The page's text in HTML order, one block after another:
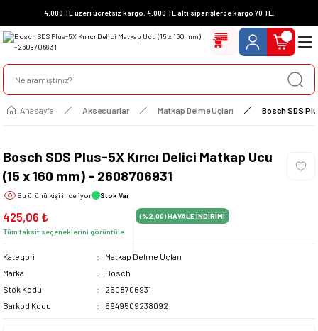
4.000 TL üzeri ücretsiz kargo, 4.000 TL altı siparişlerde kargo 70 TL.
Anasayfa Aksesuarlar Matkap Delme Uçları Bosch SDS
Bosch SDS Plus-5X Kırıcı Delici Matkap Ucu
(15 x 160 mm) - 2608706931
Bu ürünü kişi inceliyor Stok Var
425,06 ₺
Tüm taksit seçeneklerini görüntüle
(%2,00)HAVALE İNDİRİMİ
Kategori
Matkap Delme Uçları
Marka
Bosch
Stok Kodu
2608706931
Barkod Kodu
6949509238092